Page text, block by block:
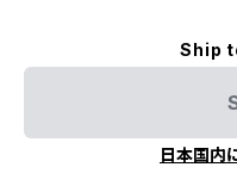
Ship
日本国内